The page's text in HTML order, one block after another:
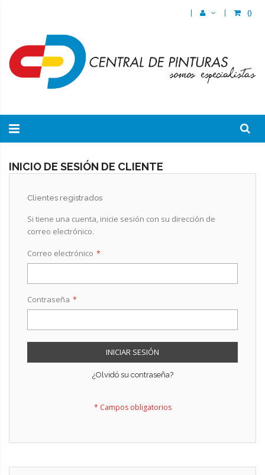
()
INICIO DE SESIÓN DE CLIENTE
Clientes registrados
Si tiene una cuenta, inicie sesión con su dirección de
correo electrónico.
Correo electrónico
Contraseña
INICIAR SESIÓN
¿Olvidó su contraseña?